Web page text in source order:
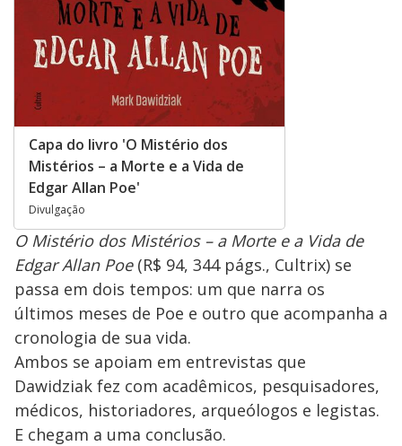
Capa do livro 'O Mistério dos
Mistérios – a Morte e a Vida de
Edgar Allan Poe'
Divulgação
O Mistério dos Mistérios – a Morte e a Vida de
Edgar Allan Poe(R$ 94, 344 págs., Cultrix) se
passa em dois tempos: um que narra os
últimos meses de Poe e outro que acompanha a
cronologia de sua vida.
Ambos se apoiam em entrevistas que
Dawidziak fez com acadêmicos, pesquisadores,
médicos, historiadores, arqueólogos e legistas.
E chegam a uma conclusão.